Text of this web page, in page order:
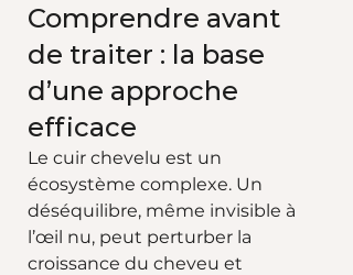
Comprendre avant
de traiter : la base
d’une approche
efficace
Le cuir chevelu est un
écosystème complexe. Un
déséquilibre, même invisible à
l’œil nu, peut perturber la
croissance du cheveu et